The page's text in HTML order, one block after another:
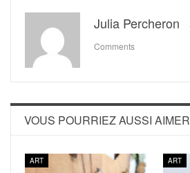
Julia Percheron
Comments
VOUS POURRIEZ AUSSI AIMER
ART ART